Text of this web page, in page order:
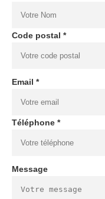
Code postal *
Email *
Téléphone *
Message